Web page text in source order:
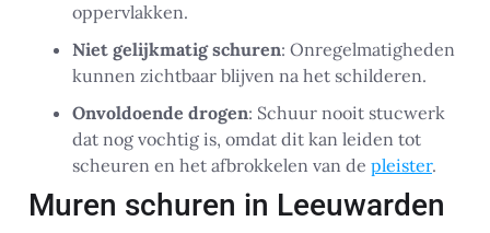
oppervlakken.
Niet gelijkmatig schuren: Onregelmatigheden
kunnen zichtbaar blijven na het schilderen.
Onvoldoende drogen: Schuur nooit stucwerk
dat nog vochtig is, omdat dit kan leiden tot
scheuren en het afbrokkelen van de pleister.
Muren schuren in Leeuwarden